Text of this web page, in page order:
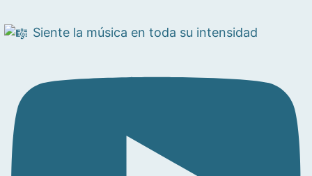
Siente la música en toda su intensidad